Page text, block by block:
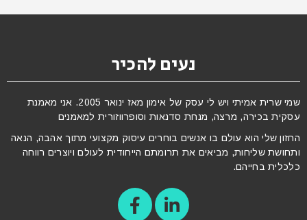
נעים להכיר
שמי שרית אמיתי ויש לי עסק של אימון מאז ינואר 2005. אני מאמנת
עסקית בכירה, מרצה, מנחת סדנאות וסופרווזורית למאמנים
החזון שלי הוא עולם בו אנשים בוחרים עיסוק מקצועי מתוך אהבה, הנאה
ותחושת שליחות, מביאים את תרומתם הייחודית לעולם ויוצרים רווחה
כלכלית בחייהם.